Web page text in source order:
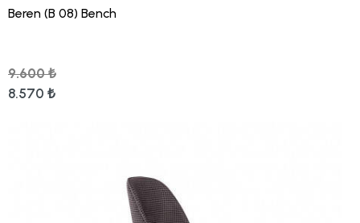
Beren (B 08) Bench
9.600 ₺
8.570 ₺